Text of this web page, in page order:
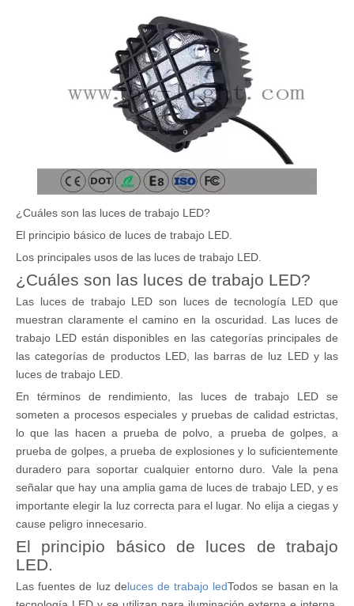
¿Cuáles son las luces de trabajo LED?
El principio básico de luces de trabajo LED.
Los principales usos de las luces de trabajo LED.
¿Cuáles son las luces de trabajo LED?
Las luces de trabajo LED son luces de tecnología LED que
muestran claramente el camino en la oscuridad. Las luces de
trabajo LED están disponibles en las categorías principales de
las categorías de productos LED, las barras de luz LED y las
luces de trabajo LED.
En términos de rendimiento, las luces de trabajo LED se
someten a procesos especiales y pruebas de calidad estrictas,
lo que las hacen a prueba de polvo, a prueba de golpes, a
prueba de golpes, a prueba de explosiones y lo suficientemente
duradero para soportar cualquier entorno duro. Vale la pena
señalar que hay una amplia gama de luces de trabajo LED, y es
importante elegir la luz correcta para el lugar. No elija a ciegas y
cause peligro innecesario.
El principio básico de luces de trabajo
LED.
Las fuentes de luz deluces de trabajo ledTodos se basan en la